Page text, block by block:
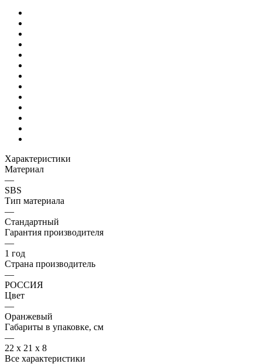
Характеристики
Материал
—
SBS
Тип материала
—
Стандартный
Гарантия производителя
—
1 год
Страна производитель
—
РОССИЯ
Цвет
—
Оранжевый
Габариты в упаковке, см
—
22 х 21 х 8
Все характеристики